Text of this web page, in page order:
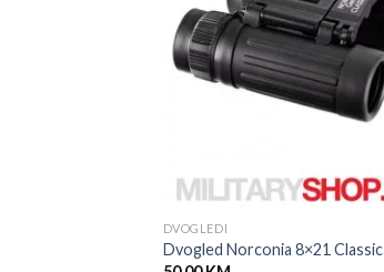
DVOGLEDI
Dvogled Norconia 8×21 Classic